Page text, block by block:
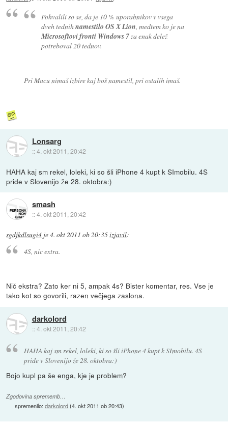
Pohvalili so se, da je 10 % uporabnikov v vsega
dveh tednihnamestilo OS X Lion , medtem ko je na
Microsoftovi fronti Windows 7 za enak delež
potreboval 20 tednov.
Pri Macu nimaš izbire kaj boš namestil, pri ostalih imaš.
Lonsarg
::4. okt 2011, 20:42
HAHA kaj sm rekel, loleki, ki so šli iPhone 4 kupt k SImobilu. 4S
pride v Slovenijo že 28. oktobra:)
smash
::4. okt 2011, 20:42
sgdjkdlsugi4 je4. okt 2011 ob 20:35izjavil:
4S, nic extra.
Nič ekstra? Zato ker ni 5, ampak 4s? Bister komentar, res. Vse je
tako kot so govorili, razen večjega zaslona.
darkolord
::4. okt 2011, 20:42
HAHA kaj sm rekel, loleki, ki so šli iPhone 4 kupt k SImobilu. 4S
pride v Slovenijo že 28. oktobra:)
Bojo kupl pa še enga, kje je problem?
Zgodovina sprememb…
spremenilo:darkolord(4. okt 2011 ob 20:43)